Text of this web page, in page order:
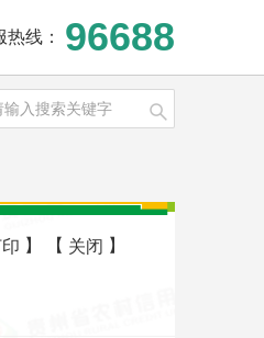
热线： 96688
】 【 关闭 】